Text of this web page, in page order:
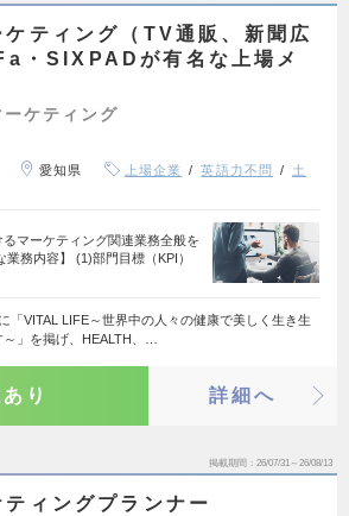
ケティング（TV通販、新聞広
・SIXPADが有名な上場メ
ケティング
愛知県 上場企業 英語力不問
土
マーケティング関連業務全般を
務内容】 (1)部門目標（KPI）
「VITAL LIFE～世界中の人々の健康で美しく生き生
」を掲げ、HEALTH、…
り 詳細へ
掲載期間 26/07/31～26/08/13
ィングプランナー